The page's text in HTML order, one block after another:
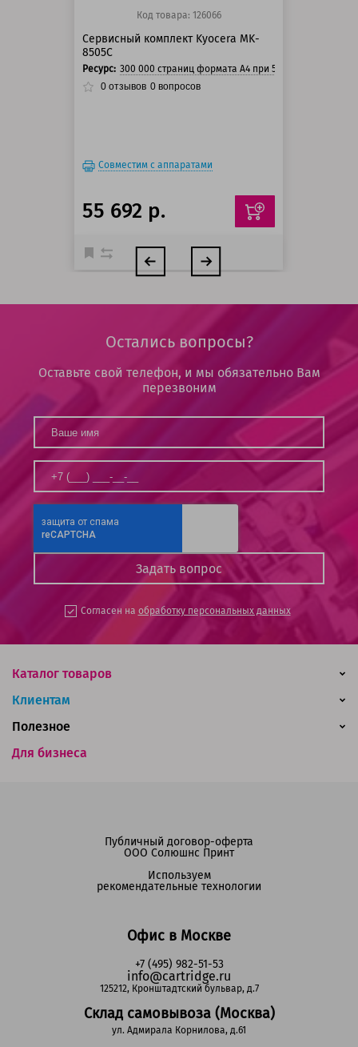
Код товара: 126066
Сервисный комплект Kyocera MK-
8505C
Ресурс: 300 000 страниц формата А4 при 5% заполнении
0 отзывов 0 вопросов
Совместим с аппаратами
55 692 р.
Остались вопросы?
Оставьте свой телефон, и мы обязательно Вам
перезвоним
Согласен на обработку персональных данных
Каталог товаров
Клиентам
Для бизнеса
Полезное
Офис в Москве
+7 (495) 982-51-53
info@cartridge.ru
125212, Кронштадтский бульвар, д.7
Склад самовывоза (Москва)
ул. Адмирала Корнилова, д.61
Публичный договор-оферта
ООО Солюшнс Принт
Используем
рекомендательные технологии